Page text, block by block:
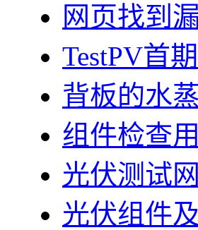
网页找到
TestPV首
背板的水
组件检查
光伏测试
光伏组件